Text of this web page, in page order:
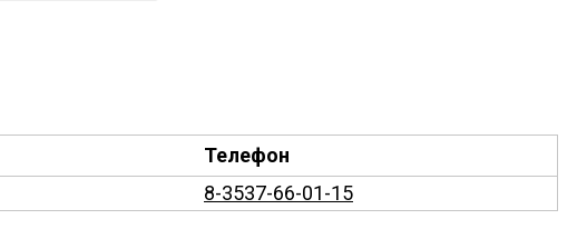
Телефон
8-3537-66-01-15